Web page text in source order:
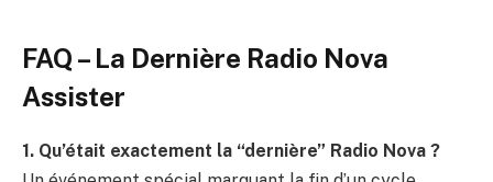
FAQ – La Dernière Radio Nova
Assister
1. Qu’était exactement la “dernière” Radio Nova ?